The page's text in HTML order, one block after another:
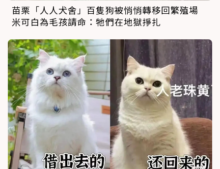
苗栗「人人犬舍」百隻狗被悄悄轉移回繁殖場
米可白為毛孩請命：牠們在地獄掙扎